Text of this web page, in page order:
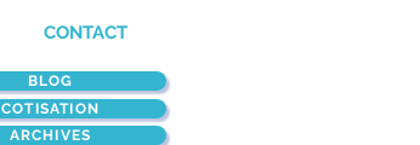
CONTACT
BLOG
COTISATION
ARCHIVES